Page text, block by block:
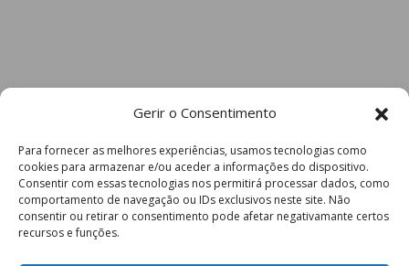
Gerir o Consentimento
Para fornecer as melhores experiências, usamos tecnologias como
cookies para armazenar e/ou aceder a informações do dispositivo.
Consentir com essas tecnologias nos permitirá processar dados, como
comportamento de navegação ou IDs exclusivos neste site. Não
consentir ou retirar o consentimento pode afetar negativamante certos
recursos e funções.